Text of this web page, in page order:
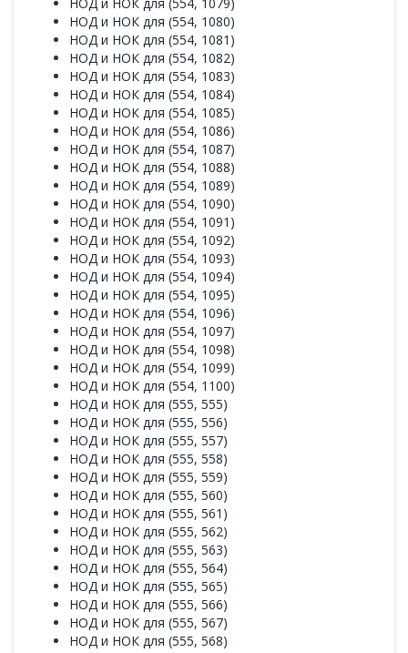
НОД и НОК для (554, 1080)
НОД и НОК для (554, 1081)
НОД и НОК для (554, 1082)
НОД и НОК для (554, 1083)
НОД и НОК для (554, 1084)
НОД и НОК для (554, 1085)
НОД и НОК для (554, 1086)
НОД и НОК для (554, 1087)
НОД и НОК для (554, 1088)
НОД и НОК для (554, 1089)
НОД и НОК для (554, 1090)
НОД и НОК для (554, 1091)
НОД и НОК для (554, 1092)
НОД и НОК для (554, 1093)
НОД и НОК для (554, 1094)
НОД и НОК для (554, 1095)
НОД и НОК для (554, 1096)
НОД и НОК для (554, 1097)
НОД и НОК для (554, 1098)
НОД и НОК для (554, 1099)
НОД и НОК для (554, 1100)
НОД и НОК для (555, 555)
НОД и НОК для (555, 556)
НОД и НОК для (555, 557)
НОД и НОК для (555, 558)
НОД и НОК для (555, 559)
НОД и НОК для (555, 560)
НОД и НОК для (555, 561)
НОД и НОК для (555, 562)
НОД и НОК для (555, 563)
НОД и НОК для (555, 564)
НОД и НОК для (555, 565)
НОД и НОК для (555, 566)
НОД и НОК для (555, 567)
НОД и НОК для (555, 568)